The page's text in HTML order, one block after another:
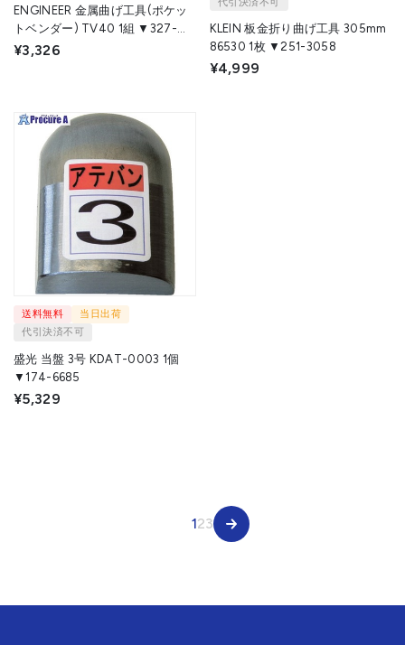
ENGINEER 金属曲げ工具(ポケッ
トベンダー) TV40 1組 ▼327-
4624
¥3,326
KLEIN 板金折り曲げ工具 305mm
86530 1枚 ▼251-3058
¥4,999
送料無料
当日出荷
代引決済不可
盛光 当盤 3号 KDAT-0003 1個
▼174-6685
¥5,329
123